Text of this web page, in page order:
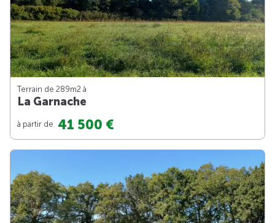
Terrain de 289m2 à
La Garnache
à partir de 41 500 €